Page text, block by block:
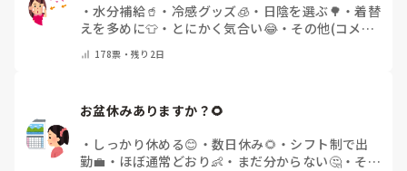
・水分補給🥤 ・ 冷感グッズ🧊 ・ 日陰を選ぶ🌳 ・着替
えを多めに👕 ・ とにかく気合い😂・ その他(コメン
178票・残り2日
お盆休みありますか？🌻
・ しっかり休める😊 ・ 数日休み🌻 ・ シフト制で出
勤💼 ・ ほぼ通常どおり👶 ・ まだ分からない🤔・ その